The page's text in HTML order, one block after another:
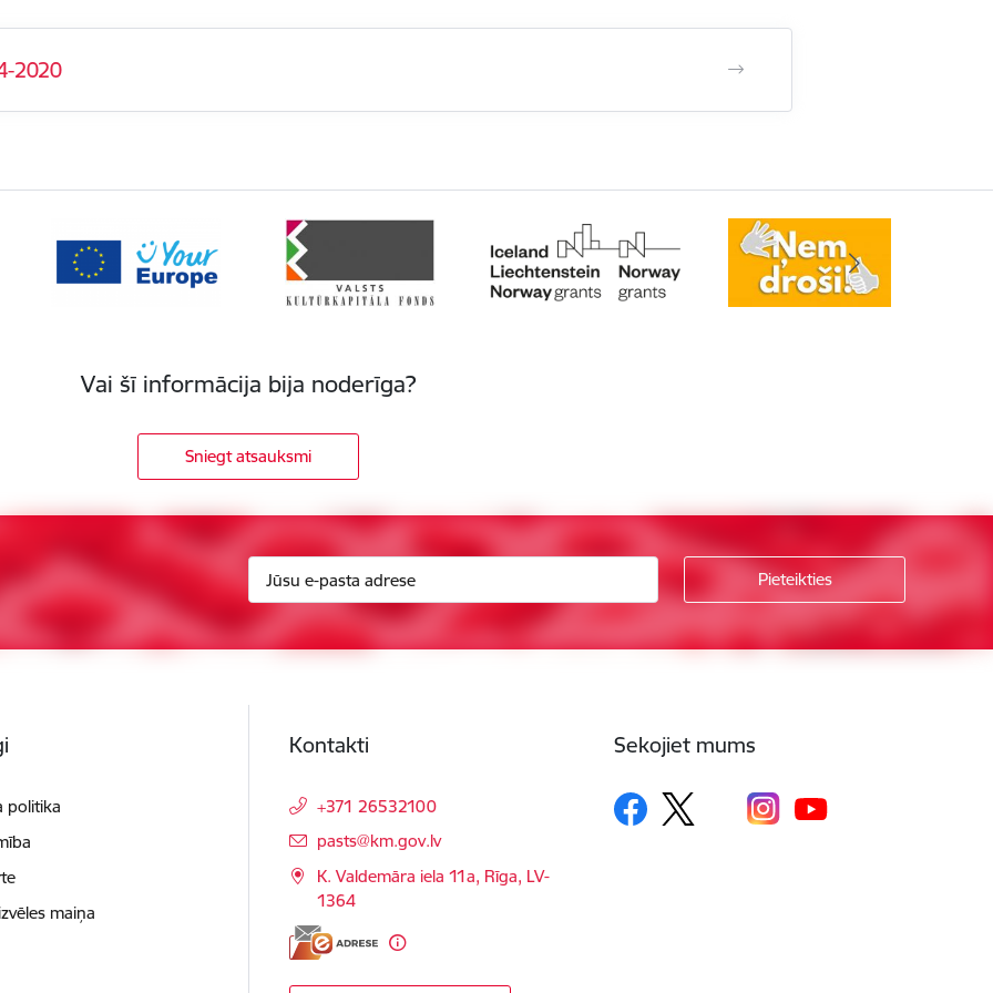
2020
Vai šī informācija bija noderīga?
Sniegt atsauksmi
politika
maiņa
Kontakti
+371 26532100
E-pasts:
pasts@km.gov.lv
K. Valdemāra iela 11a, Rīga, LV-
1364
Sekojiet mums